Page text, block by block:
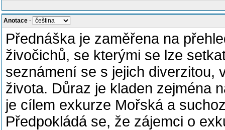
Anotace -
Přednáška je zaměřena na
živočichů, se kterými se lze
seznámení se s jejich diverzitou,
života. Důraz je kladen zejména
je cílem exkurze Mořská a
Předpokládá se, že zájemci o